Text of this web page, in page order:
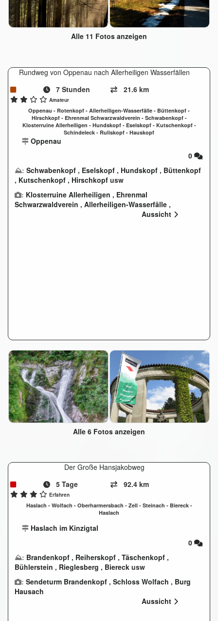
Alle 11 Fotos anzeigen
Rundweg von Oppenau nach Allerheiligen Wasserfällen
7 Stunden
21.6 km
Amateur
Oppenau - Rotenkopf - Allerheiligen-Wasserfälle - Büttenkopf -
Hirschkopf - Ehrenmal Schwarzwaldverein - Schwabenkopf -
Klosterruine Allerheiligen - Hundskopf - Eselskopf - Kutschenkopf -
Schindeleck - Ruliskopf - Hauskopf
Oppenau
0
⛰: Schwabenkopf , Eselskopf , Hundskopf , Büttenkopf
, Kutschenkopf , Hirschkopf usw
: Klosterruine Allerheiligen , Ehrenmal
Schwarzwaldverein , Allerheiligen-Wasserfälle ,
Allerheiligen Lierbachtal StudentenfelsenAussicht
Alle 6 Fotos anzeigen
Der Große Hansjakobweg
5 Tage
92.4 km
Erfahren
Haslach - Wolfach - Oberharmersbach - Zell - Steinach - Biereck -
Haslach
Haslach im Kinzigtal
0
⛰: Brandenkopf , Reiherskopf , Täschenkopf ,
Bühlerstein , Rieglesberg , Biereck usw
: Sendeturm Brandenkopf , Schloss Wolfach , Burg
Hausach
Aussicht